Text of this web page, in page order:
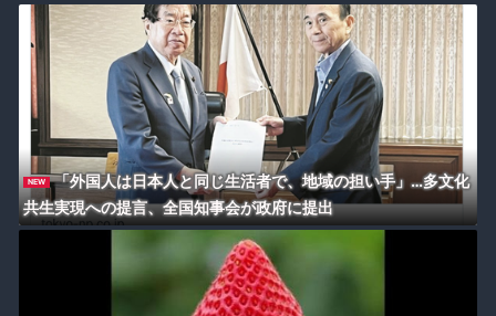
NEW
「外国人は日本人と同じ生活者で、地域の担い手」…多文化
共生実現への提言、全国知事会が政府に提出